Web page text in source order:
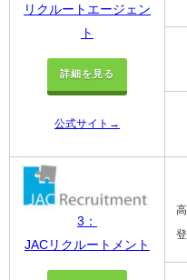
リクルートエージェン
ト
詳細を見る
公式サイト→
3：
JACリクルートメント